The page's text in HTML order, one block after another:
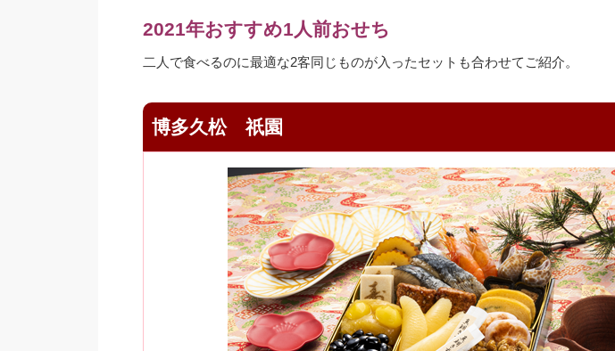
2021年おすすめ1人前おせち
二人で食べるのに最適な2客同じものが入ったセットも合わせてご紹介。
博多久松 祇園